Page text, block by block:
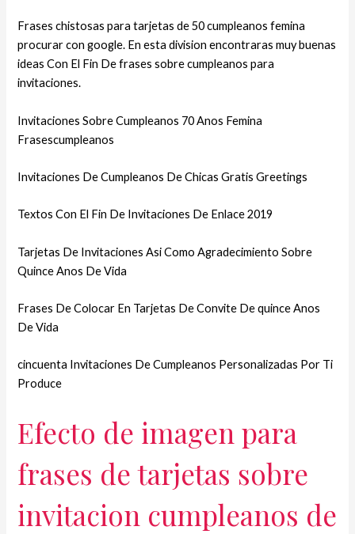
Frases chistosas para tarjetas de 50 cumpleanos femina
procurar con google. En esta division encontraras muy buenas
ideas Con El Fin De frases sobre cumpleanos para
invitaciones.
Invitaciones Sobre Cumpleanos 70 Anos Femina
Frasescumpleanos
Invitaciones De Cumpleanos De Chicas Gratis Greetings
Textos Con El Fin De Invitaciones De Enlace 2019
Tarjetas De Invitaciones Asi­ Como Agradecimiento Sobre
Quince Anos De Vida
Frases De Colocar En Tarjetas De Convite De quince Anos
De Vida
cincuenta Invitaciones De Cumpleanos Personalizadas Por Ti
Produce
Efecto de imagen para
frases de tarjetas sobre
invitacion cumpleanos de